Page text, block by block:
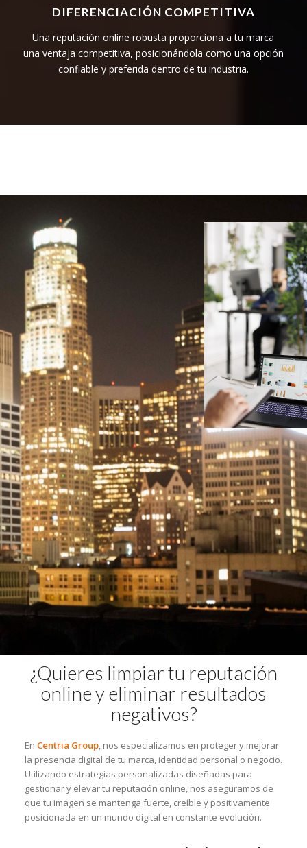
DIFERENCIACIÓN COMPETITIVA
Una reputación online robusta proporciona a tu marca
una ventaja competitiva, posicionándola como una opción
confiable y preferida dentro de tu industria.
¿Quieres limpiar tu reputación
online y eliminar resultados
negativos?
En Centria Group, nos especializamos en proteger y mejorar
la presencia digital de tu marca, identidad personal o negocio.
Utilizando estrategias personalizadas diseñadas para
gestionar y elevar tu reputación online, nos aseguramos de
que tu imagen se mantenga fuerte, creíble y positivamente
posicionada en un mundo digital en constante evolución.